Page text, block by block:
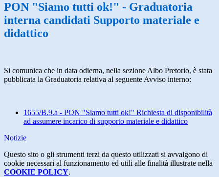
PON "Siamo tutti ok!" - Graduatoria
interna candidati Supporto materiale e
didattico
Si comunica che in data odierna, nella sezione Albo Pretorio, è stata
pubblicata la Graduatoria relativa al seguente Avviso interno:
1655/B.9.a - PON "Siamo tutti ok!" Richiesta di disponibilità
ad assumere incarico di supporto materiale e didattico
Notizie
Questo sito o gli strumenti terzi da questo utilizzati si avvalgono di
cookie necessari al funzionamento ed utili alle finalità illustrate nella
COOKIE POLICY.